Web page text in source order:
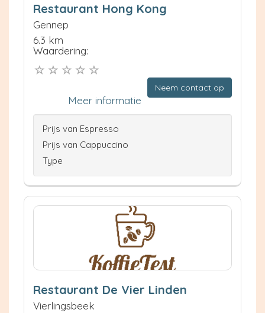
Restaurant Hong Kong
Gennep
6.3 km
Waardering:
Neem contact op
Meer informatie
Prijs van Espresso
Prijs van Cappuccino
Type
Restaurant De Vier Linden
Vierlingsbeek